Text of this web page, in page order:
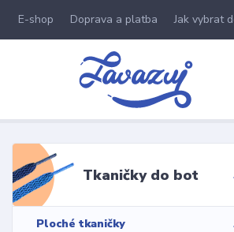
E-shop Doprava a platba Jak vybrat
Tkaničky do bot
Ploché tkaničky